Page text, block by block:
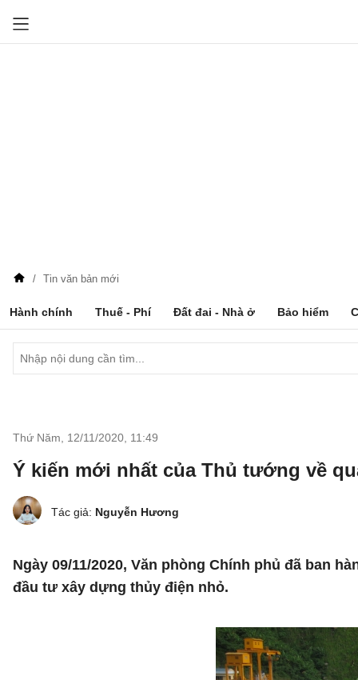
Tin văn bản mới
Hành chính Thuế - Phí Đất đai - Nhà ở Bảo hiểm
Thứ Năm, 12/11/2020 11:49
Ý kiến mới nhất của Thủ tướng về
Tác giả: Nguyễn Hương
Ngày 09/11/2020, Văn phòng Chính phủ đã ban
đầu tư xây dựng thủy điện nhỏ.